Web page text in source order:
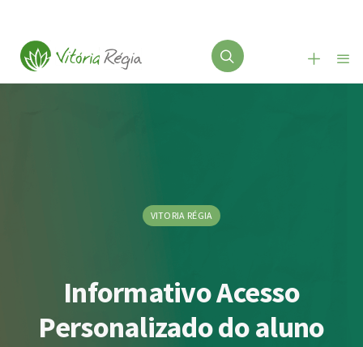
VITORIA RÉGIA
Informativo Acesso
Personalizado do aluno